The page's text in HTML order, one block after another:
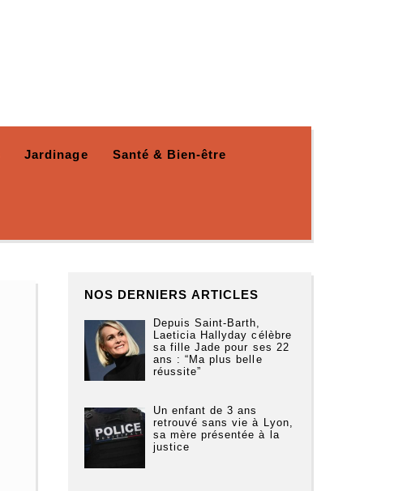
Jardinage Santé & Bien-être
NOS DERNIERS ARTICLES
Depuis Saint-Barth,
Laeticia Hallyday célèbre
sa fille Jade pour ses 22
ans : “Ma plus belle
réussite”
Un enfant de 3 ans
retrouvé sans vie à Lyon,
sa mère présentée à la
justice